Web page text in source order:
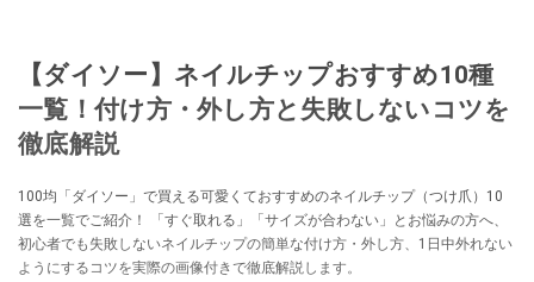
【ダイソー】ネイルチップおすすめ10種
一覧！付け方・外し方と失敗しないコツを
徹底解説
100均「ダイソー」で買える可愛くておすすめのネイルチップ（つけ爪）10
選を一覧でご紹介！ 「すぐ取れる」「サイズが合わない」とお悩みの方へ、
初心者でも失敗しないネイルチップの簡単な付け方・外し方、1日中外れない
ようにするコツを実際の画像付きで徹底解説します。